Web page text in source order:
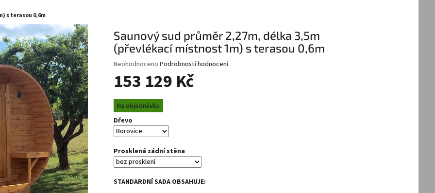
s terasou 0,6m
Saunový sud průměr 2,27m, délka 3,5m
(převlékací místnost 1m) s terasou 0,6m
Průměrné
produktu
0,0
z
5
hvězdiček.
Neohodnoceno Podrobnosti hodnocení
153 129 Kč
Měrná
cena:
Na objednávku
Dřevo
Prosklená zádní stěna
STANDARDNÍ SADA OBSAHUJE: